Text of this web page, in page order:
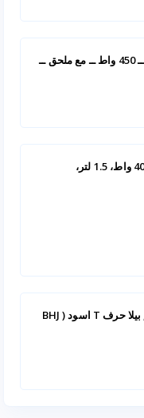
فيليبس خلاط بلاستيك ــ 450 واط ــ مع ملحق ــ
خلاط كهربائي كيون، 400 واط، 1.5 لتر،
شفاط جداري 90 سم , بيلا حرف T اسود ( BHJ